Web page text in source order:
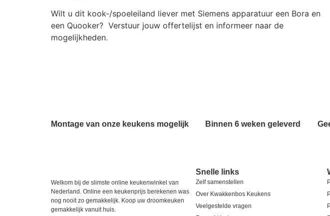
Wilt u dit kook-/spoeleiland liever met Siemens apparatuur een Bora en
een Quooker? Verstuur jouw offertelijst en informeer naar de
mogelijkheden.
Montage van onze keukens mogelijk Binnen 6 weken geleverd
Welkom bij de slimste online keukenwinkel van
Nederland. Online een keukenprijs berekenen was
nog nooit zo gemakkelijk. Koop uw droomkeuken
gemakkelijk vanuit huis.
Snelle links
Zelf samenstellen
Over Kwakkenbos Keukens
Veelgestelde vragen